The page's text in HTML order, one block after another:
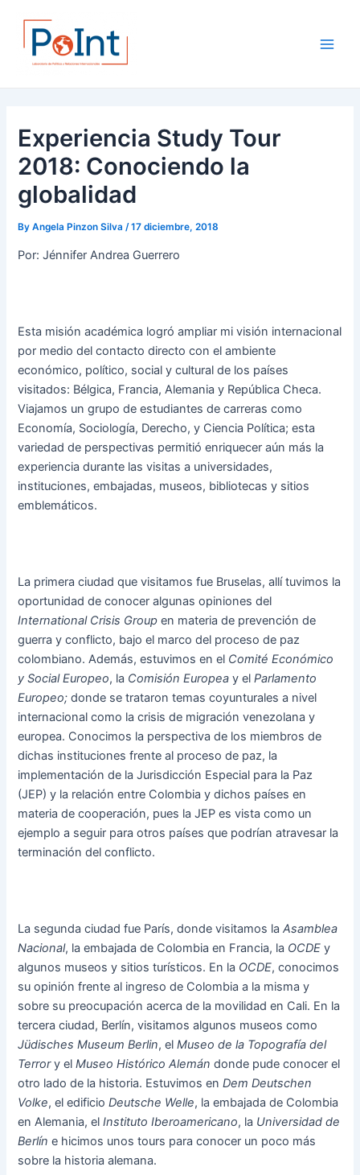
content
Experiencia Study Tour
2018: Conociendo la
globalidad
ByAngela Pinzon Silva/17 diciembre, 2018
Por: Jénnifer Andrea Guerrero
Esta misión académica logró ampliar mi visión internacional
por medio del contacto directo con el ambiente
económico, político, social y cultural de los países
visitados: Bélgica, Francia, Alemania y República Checa.
Viajamos un grupo de estudiantes de carreras como
Economía, Sociología, Derecho, y Ciencia Política; esta
variedad de perspectivas permitió enriquecer aún más la
experiencia durante las visitas a universidades,
instituciones, embajadas, museos, bibliotecas y sitios
emblemáticos.
La primera ciudad que visitamos fue Bruselas, allí tuvimos la
oportunidad de conocer algunas opiniones del
International Crisis Group en materia de prevención de
guerra y conflicto, bajo el marco del proceso de paz
colombiano. Además, estuvimos en el Comité Económico
y Social Europeo, la Comisión Europea y elParlamento
Europeo; donde se trataron temas coyunturales a nivel
internacional como la crisis de migración venezolana y
europea. Conocimos la perspectiva de los miembros de
dichas instituciones frente al proceso de paz, la
implementación de la Jurisdicción Especial para la Paz
(JEP) y la relación entre Colombia y dichos países en
materia de cooperación, pues la JEP es vista como un
ejemplo a seguir para otros países que podrían atravesar la
terminación del conflicto.
La segunda ciudad fue París, donde visitamos laAsamblea
Nacional, la embajada de Colombia en Francia, la OCDE y
algunos museos y sitios turísticos. En la OCDE, conocimos
su opinión frente al ingreso de Colombia a la misma y
sobre su preocupación acerca de la movilidad en Cali. En la
tercera ciudad, Berlín, visitamos algunos museos como
Jüdisches Museum Berlin, elMuseo de la Topografía del
Terrory elMuseo Histórico Alemán donde pude conocer el
otro lado de la historia. Estuvimos enDem Deutschen
Volke, el edificioDeutsche Welle, la embajada de Colombia
en Alemania, elInstituto Iberoamericano, la Universidad de
Berlín e hicimos unos tours para conocer un poco más
sobre la historia alemana.
navigation